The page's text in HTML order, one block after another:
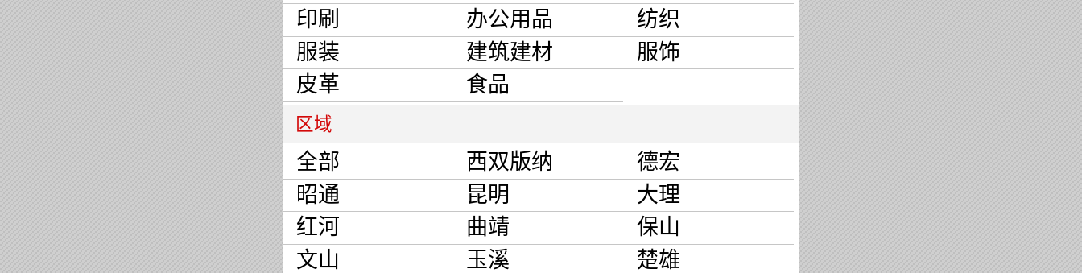
印刷
办公用品
纺织
服装
建筑建材
服饰
皮革
食品
区域
全部 西双版纳
德宏
昭通
昆明
大理
红河
曲靖
保山
文山
玉溪
楚雄